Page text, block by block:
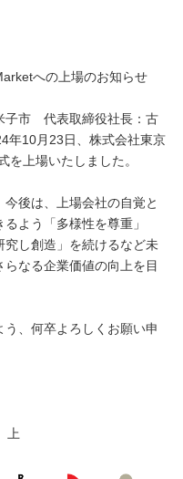
への上場のお知らせ
子市 代表取締役社長：古
年10月23日、株式会社東京
を上場いたしました。
後は、上場会社の自覚と
よう「多様性を尊重」
究し創造」を続けるなど未
なる企業価値の向上を目
、何卒よろしくお願い申